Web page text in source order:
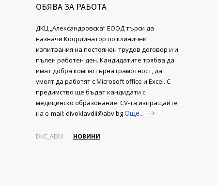
ОБЯВА ЗА РАБОТА
ДКЦ „Александровска“ ЕООД търси да
назначи Координатор по клинични
изпитвания на постоянен трудов договор и и
пълен работен ден. Кандидатите трябва да
имат добра компютърна грамотност, да
умеят да работят с Microsoft office и Excel. С
предимство ще бъдат кандидати с
медицинско образование. CV-та изпращайте
на e-mail: divoklavdii@abv.bgОще...
DKC_ADM НОВИНИ